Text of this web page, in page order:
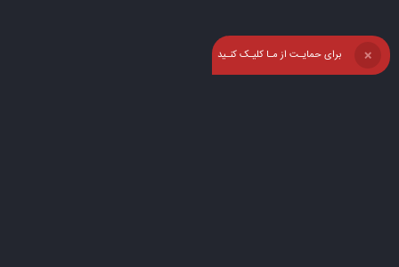
برای حمایـت از مـا کلیـک کنـید ❌